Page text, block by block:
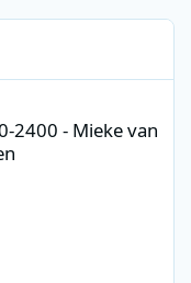
2400 - Mieke van